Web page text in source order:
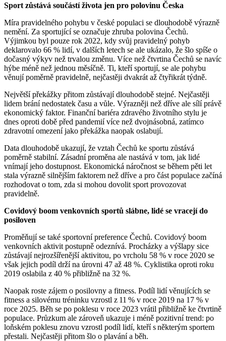
Sport zůstává součástí života jen pro polovinu Česka
Míra pravidelného pohybu v české populaci se dlouhodobě výrazně
nemění. Za sportující se označuje zhruba polovina Čechů.
Výjimkou byl pouze rok 2022, kdy svůj pravidelný pohyb
deklarovalo 66 % lidí, v dalších letech se ale ukázalo, že šlo spíše o
dočasný výkyv než trvalou změnu. Více než čtvrtina Čechů se navíc
hýbe méně než jednou měsíčně. Ti, kteří sportují, se ale pohybu
věnují poměrně pravidelně, nejčastěji dvakrát až čtyřikrát týdně.
Největší překážky přitom zůstávají dlouhodobě stejné. Nejčastěji
lidem brání nedostatek času a vůle. Výrazněji než dříve ale sílí právě
ekonomický faktor. Finanční bariéra zdravého životního stylu je
dnes oproti době před pandemií více než dvojnásobná, zatímco
zdravotní omezení jako překážka naopak oslabují.
Data dlouhodobě ukazují, že vztah Čechů ke sportu zůstává
poměrně stabilní. Zásadní proměna ale nastává v tom, jak lidé
vnímají jeho dostupnost. Ekonomická náročnost se během pěti let
stala výrazně silnějším faktorem než dříve a pro část populace začíná
rozhodovat o tom, zda si mohou dovolit sport provozovat
pravidelně.
Covidový boom venkovních sportů slábne, lidé se vracejí do
posiloven
Proměňují se také sportovní preference Čechů. Covidový boom
venkovních aktivit postupně odeznívá. Procházky a výšlapy sice
zůstávají nejrozšířenější aktivitou, po vrcholu 58 % v roce 2020 se
však jejich podíl drží na úrovni 47 až 48 %. Cyklistika oproti roku
2019 oslabila z 40 % přibližně na 32 %.
Naopak roste zájem o posilovny a fitness. Podíl lidí věnujících se
fitness a silovému tréninku vzrostl z 11 % v roce 2019 na 17 % v
roce 2025. Běh se po poklesu v roce 2023 vrátil přibližně ke čtvrtině
populace. Průzkum ale zároveň ukazuje i méně pozitivní trend: po
loňském poklesu znovu vzrostl podíl lidí, kteří s některým sportem
přestali. Nejčastěji přitom šlo o plavání a běh.